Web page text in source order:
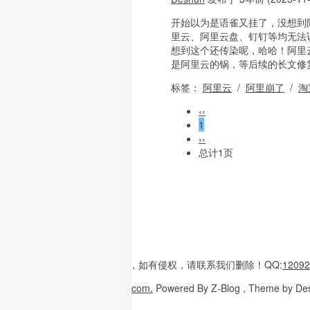
开始以为是语雀又挂了，没想
里云、阿里云盘、钉钉等均无
想到这个还传染呢，哈哈！阿
是阿里云的锅，等后续的长文
标签： 阿里云 / 阿里崩了 /
‹‹
1
››
总计1页
多整理于互联网， 如有侵权，请联系我们删除！ QQ:
W3H5.com. Powered By Z-Blog , Theme by